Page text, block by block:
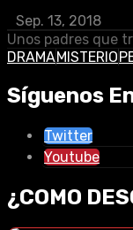
Sep. 13, 2018
Unos padres que
DRAMAMISTERIO
Síguenos
Twitter
Youtube
¿COMO